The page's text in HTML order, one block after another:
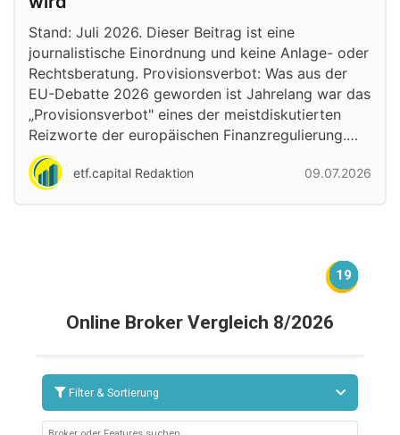
Stand: Juli 2026. Dieser Beitrag ist eine
journalistische Einordnung und keine Anlage- oder
Rechtsberatung. Provisionsverbot: Was aus der
EU-Debatte 2026 geworden ist Jahrelang war das
„Provisionsverbot" eines der meistdiskutierten
Reizworte der europäischen Finanzregulierung.…
etf.capital Redaktion 09.07.2026